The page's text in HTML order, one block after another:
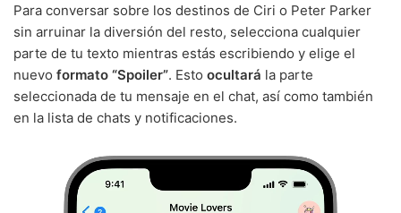
Para conversar sobre los destinos de Ciri o Peter Parker
sin arruinar la diversión del resto, selecciona cualquier
parte de tu texto mientras estás escribiendo y elige el
nuevo formato “Spoiler”. Esto ocultará la parte
seleccionada de tu mensaje en el chat, así como también
en la lista de chats y notificaciones.